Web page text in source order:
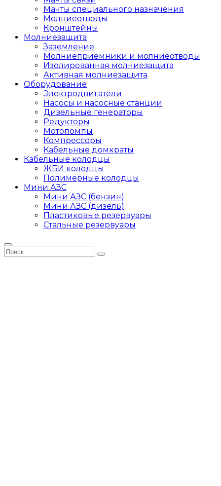
Мачты специального назначения
Молниеотводы
Кронштейны
Молниезащита
Заземление
Молниеприемники и молниеотводы
Изолированная молниезащита
Активная молниезащита
Оборудование
Электродвигатели
Насосы и насосные станции
Дизельные генераторы
Редукторы
Мотопомпы
Компрессоры
Кабельные домкраты
Кабельные колодцы
ЖБИ колодцы
Полимерные колодцы
Мини АЗС
Мини АЗС (бензин)
Мини АЗС (дизель)
Пластиковые резервуары
Стальные резервуары